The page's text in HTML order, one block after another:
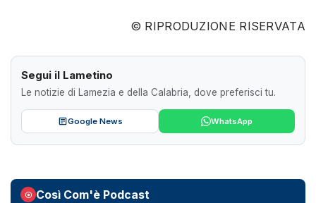
© RIPRODUZIONE RISERVATA
Segui il Lametino
Le notizie di Lamezia e della Calabria, dove preferisci tu.
Google News WhatsApp
Così Com'è Podcast